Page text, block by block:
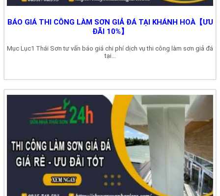
BÁO GIÁ THI CÔNG LÀM SƠN GIẢ ĐÁ TẠI KHÁNH HOÀ【ƯU
ĐÃI 10%】
Mục Lục1 Thái Sơn tư vấn báo giá chi phí dịch vụ thi công làm sơn giả đá
tại...